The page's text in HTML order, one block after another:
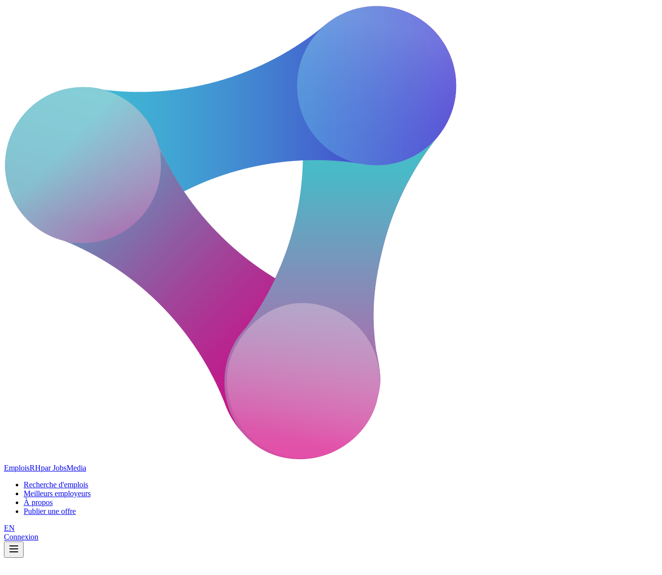
EmploisRHpar JobsMedia
Recherche d'emplois
Meilleurs employeurs
À propos
Publier une offre
EN
Connexion